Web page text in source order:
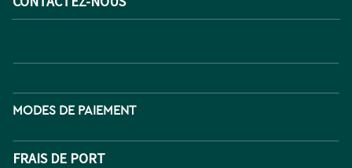
MODES DE PAIEMENT
FRAIS DE PORT